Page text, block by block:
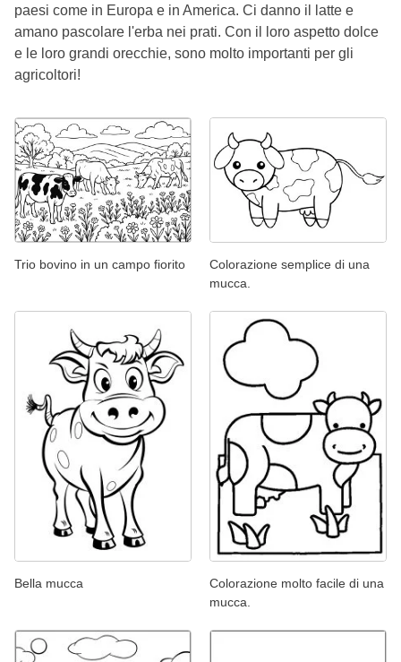
paesi come in Europa e in America. Ci danno il latte e
amano pascolare l'erba nei prati. Con il loro aspetto dolce
e le loro grandi orecchie, sono molto importanti per gli
agricoltori!
Trio bovino in un campo fiorito
Colorazione semplice di una
mucca.
Bella mucca
Colorazione molto facile di una
mucca.